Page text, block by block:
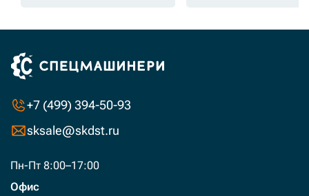
+7 (499) 394-50-93
sksale@skdst.ru
Пн-Пт 8:00–17:00
Офис